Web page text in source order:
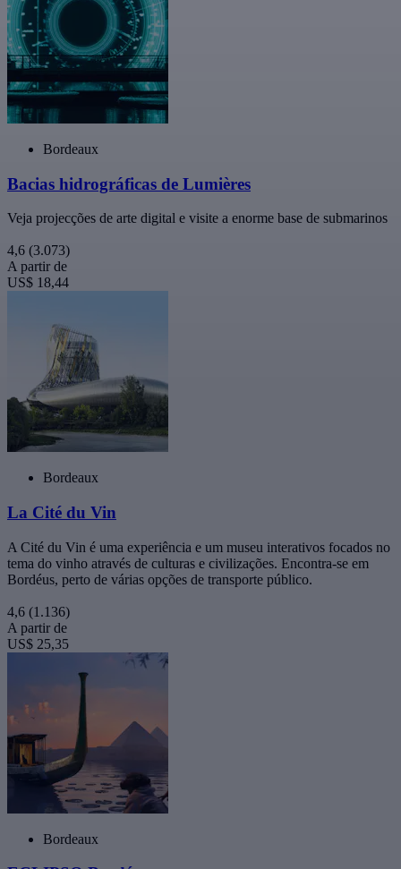
Bordeaux
Bacias hidrográficas de Lumières
Veja projecções de arte digital e visite a enorme base de submarinos
4,6 (3.073)
A partir de
US$ 18,44
Bordeaux
La Cité du Vin
A Cité du Vin é uma experiência e um museu interativos focados no
tema do vinho através de culturas e civilizações. Encontra-se em
Bordéus, perto de várias opções de transporte público.
4,6 (1.136)
A partir de
US$ 25,35
Bordeaux